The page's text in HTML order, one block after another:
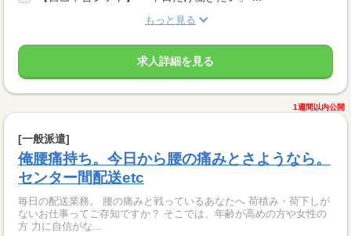
もっと見る
求人詳細を見る
1週間以内公開
[一般派遣]
俺腰痛持ち。今日から腰の痛みとさようなら。
センター間配送etc
毎日の配送業務。 腰の痛みと戦っているあなたへ 荷積み・荷下しが
ないお仕事ってご存知ですか？ そこでは、年齢が高めの方や女性の
方 力に自信がな...